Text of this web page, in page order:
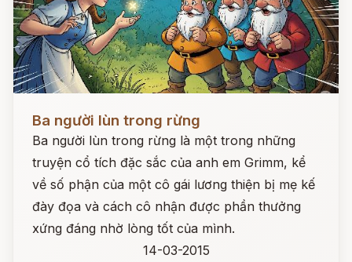
Ba người lùn trong rừng
Ba người lùn trong rừng là một trong những
truyện cổ tích đặc sắc của anh em Grimm, kể
về số phận của một cô gái lương thiện bị mẹ kế
đày đọa và cách cô nhận được phần thưởng
xứng đáng nhờ lòng tốt của mình.
14-03-2015